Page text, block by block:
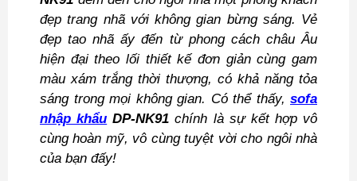
đẹp trang nhã với không gian bừng sáng. Vẻ
đẹp tao nhã ấy đến từ phong cách châu Âu
hiện đại theo lối thiết kế đơn giản cùng gam
màu xám trắng thời thượng, có khả năng tỏa
sáng trong mọi không gian. Có thể thấy, sofa
nhập khẩu DP-NK91 chính là sự kết hợp vô
cùng hoàn mỹ, vô cùng tuyệt vời cho ngôi nhà
của bạn đấy!